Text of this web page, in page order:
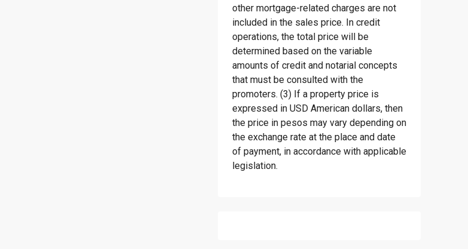
other mortgage-related charges are not
included in the sales price. In credit
operations, the total price will be
determined based on the variable
amounts of credit and notarial concepts
that must be consulted with the
promoters. (3) If a property price is
expressed in USD American dollars, then
the price in pesos may vary depending on
the exchange rate at the place and date
of payment, in accordance with applicable
legislation.